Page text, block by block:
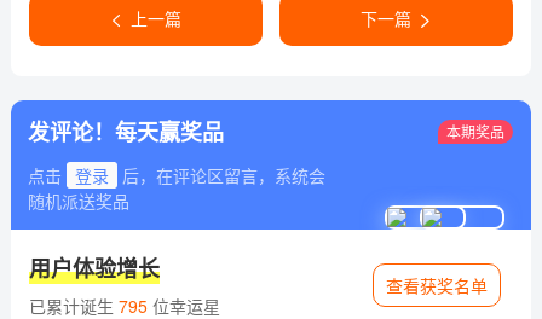
上一篇 下一篇
发评论！每天赢奖品
点击 登录
后，在评论区留言，系统会
随机派送奖品
本期奖品
用户体验增长
已累计诞生 795位幸运星
查看获奖名单